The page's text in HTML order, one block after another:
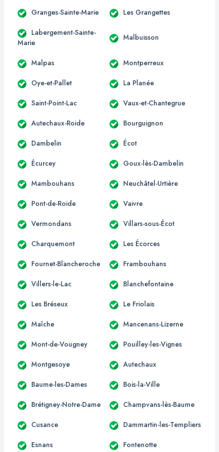
Granges-Sainte-Marie Les Grangettes
Labergement-Sainte-
Marie
Malbuisson
Malpas Montperreux
Oye-et-Pallet La Planée
Saint-Point-Lac Vaux-et-Chantegrue
Autechaux-Roide Bourguignon
Dambelin Écot
Écurcey Goux-lès-Dambelin
Mambouhans Neuchâtel-Urtière
Pont-de-Roide Vaivre
Vermondans Villars-sous-Écot
Charquemont Les Écorces
Fournet-Blancheroche Frambouhans
Villers-le-Lac Blanchefontaine
Les Bréseux Le Friolais
Maîche Mancenans-Lizerne
Mont-de-Vougney Pouilley-les-Vignes
Montgesoye Autechaux
Baume-les-Dames Bois-la-Ville
Brétigney-Notre-Dame Champvans-lès-Baume
Cusance Dammartin-les-Templiers
Esnans Fontenotte